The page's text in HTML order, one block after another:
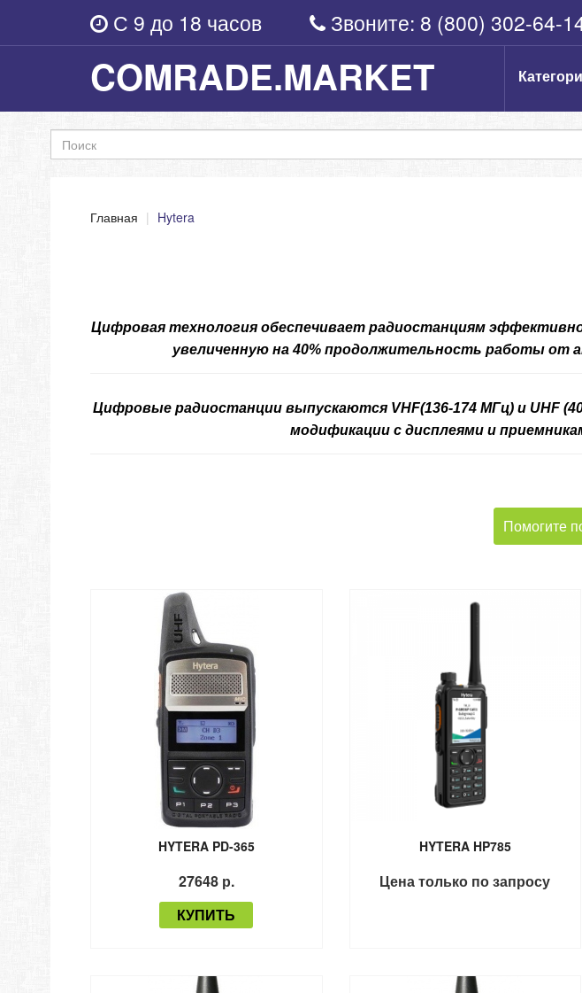
С 9 до 18 часов Звоните: 8 (800) 302-64-
COMRADE.MARKET
Главная Hytera
Цифровая технология обеспечивает радиостанциям
увеличенную на 40% продолжительность работы от
Цифровые радиостанции выпускаются VHF(136-174 МГц) и UHF
модификации с дисплеями и
Помогите
HYTERA PD-365
27648 р.
КУПИТЬ
HYTERA HP785
Цена только по запросу